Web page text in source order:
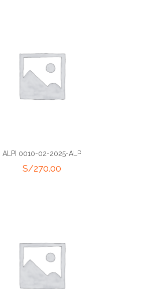
ALPI 0010-02-2025-ALP
S/270.00